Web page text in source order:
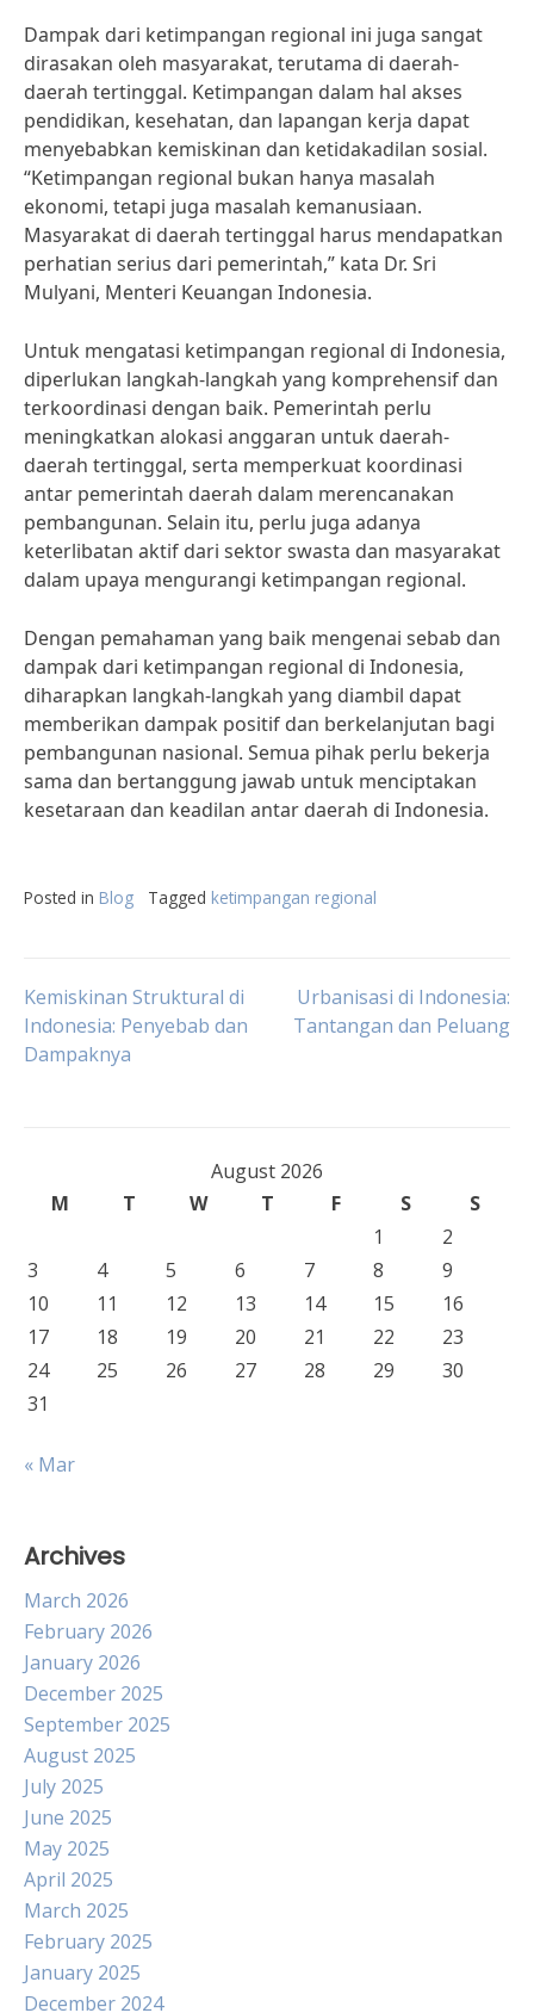
Dampak dari ketimpangan regional ini juga sangat
dirasakan oleh masyarakat, terutama di daerah-
daerah tertinggal. Ketimpangan dalam hal akses
pendidikan, kesehatan, dan lapangan kerja dapat
menyebabkan kemiskinan dan ketidakadilan sosial.
“Ketimpangan regional bukan hanya masalah
ekonomi, tetapi juga masalah kemanusiaan.
Masyarakat di daerah tertinggal harus mendapatkan
perhatian serius dari pemerintah,” kata Dr. Sri
Mulyani, Menteri Keuangan Indonesia.
Untuk mengatasi ketimpangan regional di Indonesia,
diperlukan langkah-langkah yang komprehensif dan
terkoordinasi dengan baik. Pemerintah perlu
meningkatkan alokasi anggaran untuk daerah-
daerah tertinggal, serta memperkuat koordinasi
antar pemerintah daerah dalam merencanakan
pembangunan. Selain itu, perlu juga adanya
keterlibatan aktif dari sektor swasta dan masyarakat
dalam upaya mengurangi ketimpangan regional.
Dengan pemahaman yang baik mengenai sebab dan
dampak dari ketimpangan regional di Indonesia,
diharapkan langkah-langkah yang diambil dapat
memberikan dampak positif dan berkelanjutan bagi
pembangunan nasional. Semua pihak perlu bekerja
sama dan bertanggung jawab untuk menciptakan
kesetaraan dan keadilan antar daerah di Indonesia.
Posted in Blog Tagged ketimpangan regional
Post
navigation
Kemiskinan Struktural di
Indonesia: Penyebab dan
Dampaknya
Urbanisasi di Indonesia:
Tantangan dan Peluang
August 2026
M
T W T F S
S
1
2
3
4 5 6 7 8
9
10
11 12 13 14 15
16
17
18 19 20 21 22
23
24
25 26 27 28 29
30
31
« Mar
Archives
March 2026
February 2026
January 2026
December 2025
September 2025
August 2025
July 2025
June 2025
May 2025
April 2025
March 2025
February 2025
January 2025
December 2024